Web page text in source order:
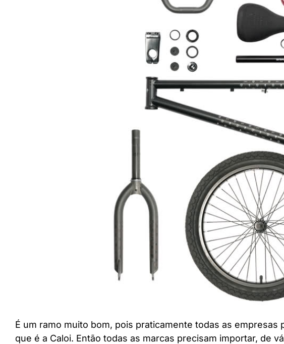
É um ramo muito bom, pois praticamente todas as
que é a Caloi. Então todas as marcas precisam importar, de